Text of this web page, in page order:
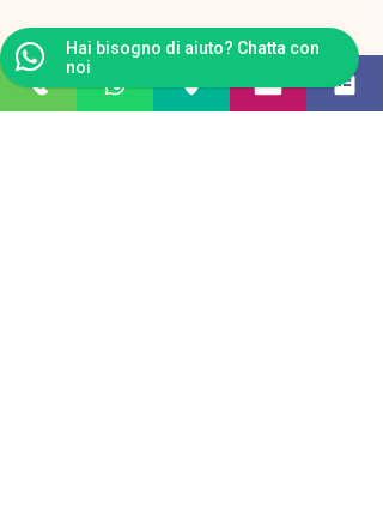
Hai bisogno di aiuto? Chatta con
noi